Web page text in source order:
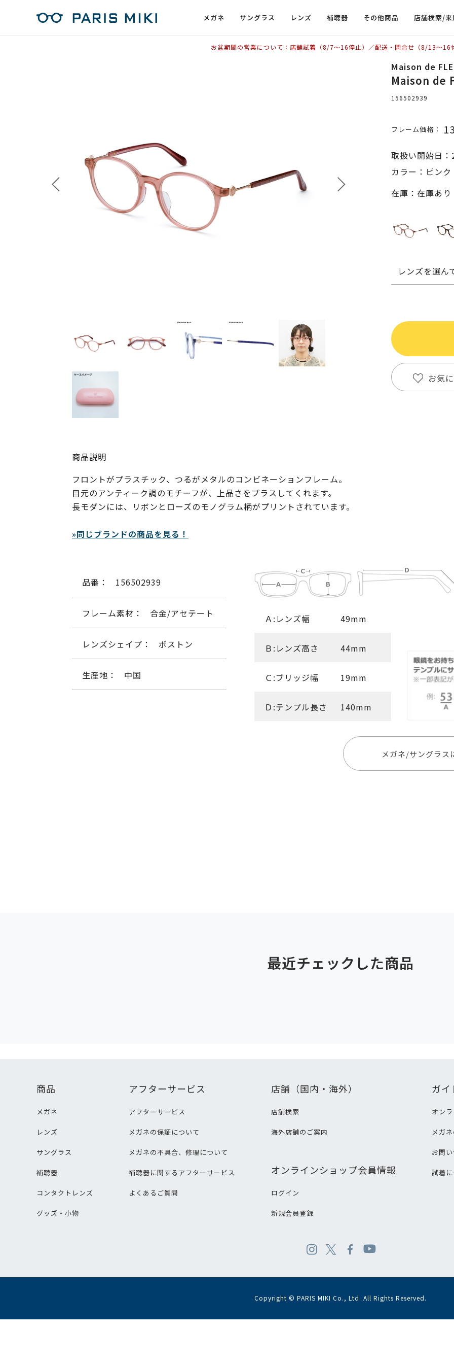
メガネ サングラス レンズ 補聴器 その他商品 店舗検索/
お盆期間の営業について：店舗試着（8/7〜16停止）／配送・問合せ（8/13〜16
Maison de
Maison de
156502939
フレーム価格：
取扱い開始日
カラー：ピン
在庫：在庫あり
レンズを選ん
お気
商品説明
フロントがプラスチック、つるがメタルのコンビネーションフレーム。
目元のアンティーク調のモチーフが、上品さをプラスしてくれます。
長モダンには、リボンとローズのモノグラム柄がプリントされています。
»同じブランドの商品を見る！
品番： 156502939
フレーム素材： 合金/アセテート
レンズシェイプ： ボストン
生産地： 中国
Ａ:レンズ幅 49mm
Ｂ:レンズ高さ 44mm
Ｃ:ブリッジ幅 19mm
Ｄ:テンプル長さ 140mm
メガネ/サングラス
最近チェックした商品
商品
メガネ
レンズ
サングラス
補聴器
コンタクトレンズ
グッズ・小物
アフターサービス
アフターサービス
メガネの保証について
メガネの不具合、修理について
補聴器に関するアフターサービス
よくあるご質問
店舗（国内・海外）
店舗検索
海外店舗のご案内
オンラインショップ会員情報
ログイン
新規会員登録
ガイ
オン
メガ
お問
試着
Copyright © PARIS MIKI Co., Ltd. All Rights Reserved.